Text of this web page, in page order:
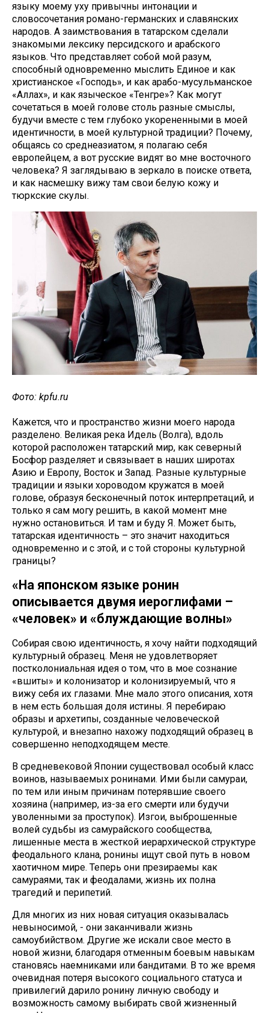
языку моему уху привычны интонации и
словосочетания романо-германских и славянских
народов. А заимствования в татарском сделали
знакомыми лексику персидского и арабского
языков. Что представляет собой мой разум,
способный одновременно мыслить Единое и как
христианское «Господь», и как арабо-мусульманское
«Аллах», и как языческое «Тенгре»? Как могут
сочетаться в моей голове столь разные смыслы,
будучи вместе с тем глубоко укорененными в моей
идентичности, в моей культурной традиции? Почему,
общаясь со среднеазиатом, я полагаю себя
европейцем, а вот русские видят во мне восточного
человека? Я заглядываю в зеркало в поиске ответа,
и как насмешку вижу там свои белую кожу и
тюркские скулы.
Фото: kpfu.ru
Кажется, что и пространство жизни моего народа
разделено. Великая река Идель (Волга), вдоль
которой расположен татарский мир, как северный
Босфор разделяет и связывает в наших широтах
Азию и Европу, Восток и Запад. Разные культурные
традиции и языки хороводом кружатся в моей
голове, образуя бесконечный поток интерпретаций, и
только я сам могу решить, в какой момент мне
нужно остановиться. И там и буду Я. Может быть,
татарская идентичность – это значит находиться
одновременно и с этой, и с той стороны культурной
границы?
«На японском языке ронин
описывается двумя иероглифами –
«человек» и «блуждающие волны»
Собирая свою идентичность, я хочу найти подходящий
культурный образец. Меня не удовлетворяет
постколониальная идея о том, что в мое сознание
«вшиты» и колонизатор и колонизируемый, что я
вижу себя их глазами. Мне мало этого описания, хотя
в нем есть большая доля истины. Я перебираю
образы и архетипы, созданные человеческой
культурой, и внезапно нахожу подходящий образец в
совершенно неподходящем месте.
В средневековой Японии существовал особый класс
воинов, называемых ронинами. Ими были самураи,
по тем или иным причинам потерявшие своего
хозяина (например, из-за его смерти или будучи
уволенными за проступок). Изгои, выброшенные
волей судьбы из самурайского сообщества,
лишенные места в жесткой иерархической структуре
феодального клана, ронины ищут свой путь в новом
хаотичном мире. Теперь они презираемы как
самураями, так и феодалами, жизнь их полна
трагедий и перипетий.
Для многих из них новая ситуация оказывалась
невыносимой, - они заканчивали жизнь
самоубийством. Другие же искали свое место в
новой жизни, благодаря отменным боевым навыкам
становясь наемниками или бандитами. В то же время
очевидная потеря высокого социального статуса и
привилегий дарило ронину личную свободу и
возможность самому выбирать свой жизненный